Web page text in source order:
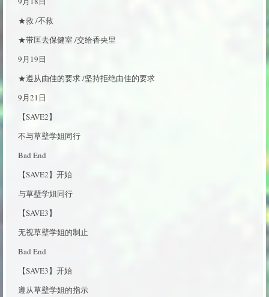
★救 /不救
★带匡去保健室 /交给香央里
9月19日
★遵从由佳的要求 /坚持拒绝由佳的要求
9月21日
【SAVE2】
不与草壁学姐同行
Bad End
【SAVE2】开始
与草壁学姐同行
【SAVE3】
无视草壁学姐的制止
Bad End
【SAVE3】开始
遵从草壁学姐的指示